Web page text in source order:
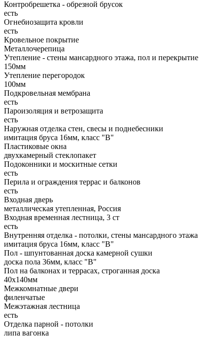
Контробрешетка - обрезной брусок
есть
Огнебиозащита кровли
есть
Кровельное покрытие
Металлочерепица
Утепление - стены мансардного этажа, пол и перекрытие
150мм
Утепление перегородок
100мм
Подкровельная мембрана
есть
Пароизоляция и ветрозащита
есть
Наружная отделка стен, свесы и поднебесники
имитация бруса 16мм, класс "В"
Пластиковые окна
двухкамерный стеклопакет
Подоконники и москитные сетки
есть
Перила и ограждения террас и балконов
есть
Входная дверь
металлическая утепленная, Россия
Входная временная лестница, 3 ст
есть
Внутренняя отделка - потолки, стены мансардного этажа
имитация бруса 16мм, класс "В"
Пол - шпунтованная доска камерной сушки
доска пола 36мм, класс "B"
Пол на балконах и террасах, строганная доска
40х140мм
Межкомнатные двери
филенчатые
Межэтажная лестница
есть
Отделка парной - потолки
липа вагонка